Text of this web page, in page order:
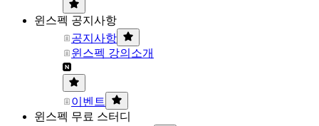
윈스펙 공지사항
공지사항
윈스펙 강의소개
이벤트
윈스펙 무료 스터디